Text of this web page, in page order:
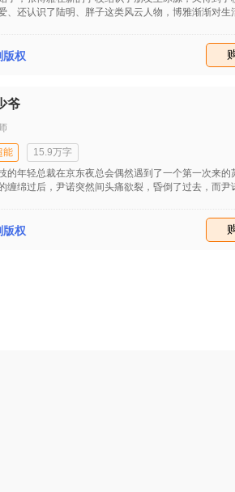
、还认识了陆明、胖子这类风云人物，博雅渐渐对生
友的鼓励下，博雅回到过去的城市试图解开心结，却
版权
爷
能
15.9万字
的年轻总裁在京东夜总会偶然遇到了一个第一次来的
缠绵过后，尹诺突然间头痛欲裂，昏倒了过去，而尹
间的情感是一场简单的爱情的错过，还是一场重大的
版权